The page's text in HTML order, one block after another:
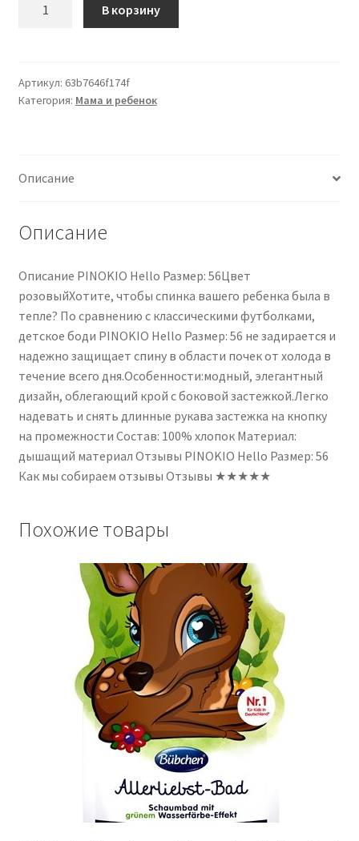
56
body
1
В корзину
Артикул: 63b7646f174f
Категория: Мама и ребенок
Описание
Описание
Описание PINOKIO Hello Размер: 56Цвет
розовыйХотите, чтобы спинка вашего ребенка была в
тепле? По сравнению с классическими футболками,
детское боди PINOKIO Hello Размер: 56 не задирается и
надежно защищает спину в области почек от холода в
течение всего дня.Особенности:модный, элегантный
дизайн, облегающий крой с боковой застежкой.Легко
надевать и снять длинные рукава застежка на кнопку
на промежности Состав: 100% хлопок Материал:
дышащий материал Отзывы PINOKIO Hello Размер: 56
Как мы собираем отзывы Отзывы ★★★★★
Похожие товары